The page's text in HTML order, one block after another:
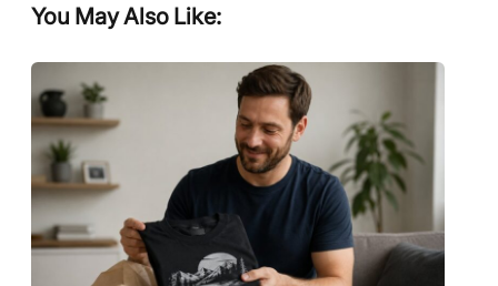
You May Also Like: